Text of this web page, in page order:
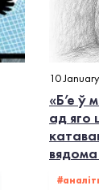
10
«Б’е ў
ад яго